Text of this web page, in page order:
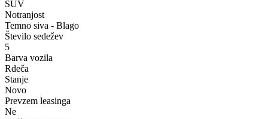
SUV
Notranjost
Temno siva - Blago
Število sedežev
5
Barva vozila
Rdeča
Stanje
Novo
Prevzem leasinga
Ne